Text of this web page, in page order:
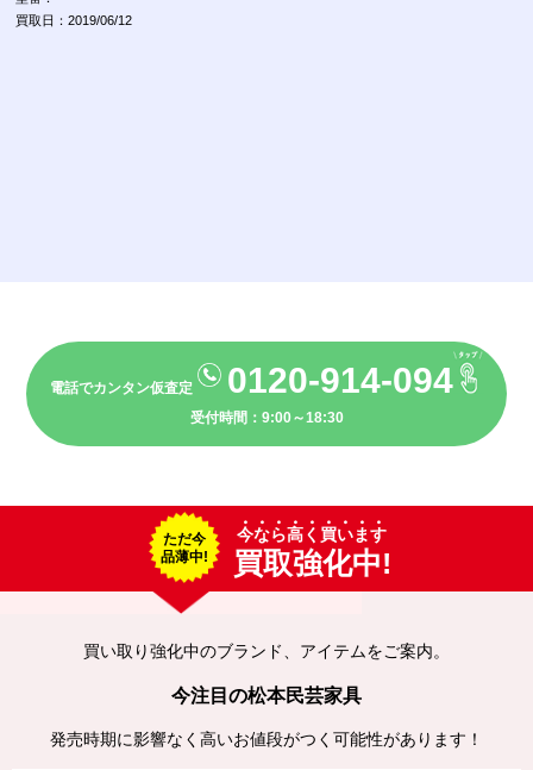
買取日：2019/06/12
電話でカンタン仮査定 0120-914-094
受付時間：9:00～18:30
ただ今
品薄中!
今なら高く買います
買取強化中!
買い取り強化中のブランド、アイテムをご案内。
今注目の松本民芸家具
発売時期に影響なく高いお値段がつく可能性があります！